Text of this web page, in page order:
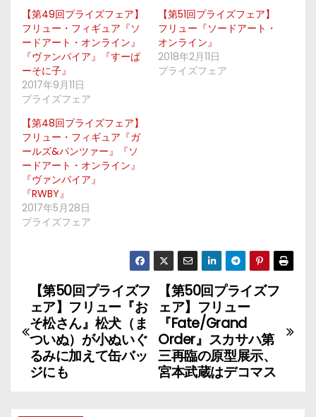
【第49回プライズフェア】
フリュー・フィギュア『ソ
ードアート・オンライン』
『ヴァンパイア』『すーぱ
ーそに子』
2017年9月11日
プライズフェア
【第51回プライズフェア】
フリュー『ソードアート・
オンライン』
2018年2月11日
プライズフェア
【第48回プライズフェア】
フリュー・フィギュア『ガ
ールズ&パンツァー』『ソ
ードアート・オンライン』
『ヴァンパイア』
『RWBY』
2017年5月28日
プライズフェア
投
稿
ナ
ビ
【第50回プライズフ
ェア】フリュー
『Fate/Grand
Order』スカサハ第
三再臨の原型展示、
宮本武蔵はデコマス
【第50回プライズフ
ェア】フリュー『お
そ松さん』松犬（ま
ついぬ）が小ぬいぐ
るみに加えて缶バッ
ジにも